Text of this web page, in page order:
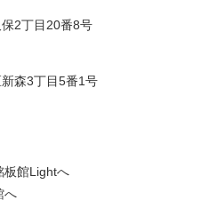
2丁目20番8号
森3丁目5番1号
板館Lightへ
へ